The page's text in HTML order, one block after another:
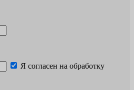
Я согласен на обработку